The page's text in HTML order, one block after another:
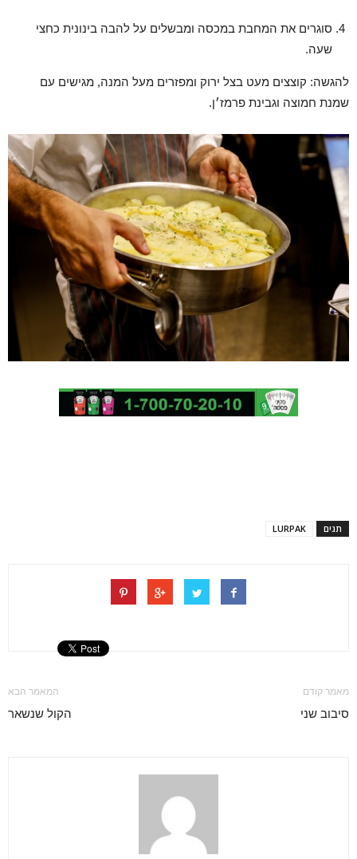
סוגרים את המחבת במכסה ומבשלים על להבה בינונית כחצי
שעה.
להגשה: קוצצים מעט בצל ירוק ומפזרים מעל המנה, מגישים עם
שמנת חמוצה וגבינת פרמז׳ן.
תגים LURPAK
מאמר קודם
סיבוב שני
המאמר הבא
הקול שנשאר